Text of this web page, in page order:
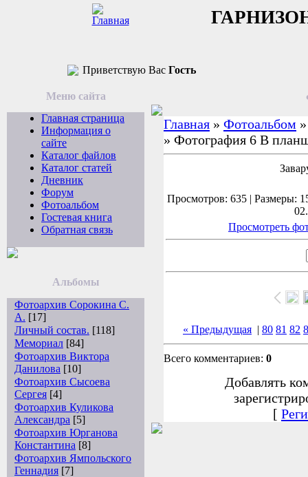
Приветствую Вас Гость
Меню сайта
Главная страница
Информация о
сайте
Каталог файлов
Каталог статей
Дневник
Форум
Фотоальбом
Гостевая книга
Обратная связь
Альбомы
Фотоархив Сорокина С.
А. [17]
Личный состав. [118]
Мемориал [84]
Фотоархив Виктора
Данилова [10]
Фотоархив Сысоева
Сергея [4]
Фотоархив Куликова
Александра [5]
Фотоархив Юрганова
Константина [8]
Фотоархив Ямпольского
Геннадия [7]
Главная » Фотоальбом
» Фотография 6 В
Просмотров: 635 | Размеры:
Просмотреть
« Предыдущая | 80 81 82
Всего комментариев: 0
Добавлять
[